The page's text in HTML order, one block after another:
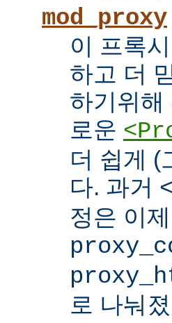
mod_proxy
이 프록
하고 더
하기위해
로운
더 쉽게 (
다. 과거
정은 이
로 나눠